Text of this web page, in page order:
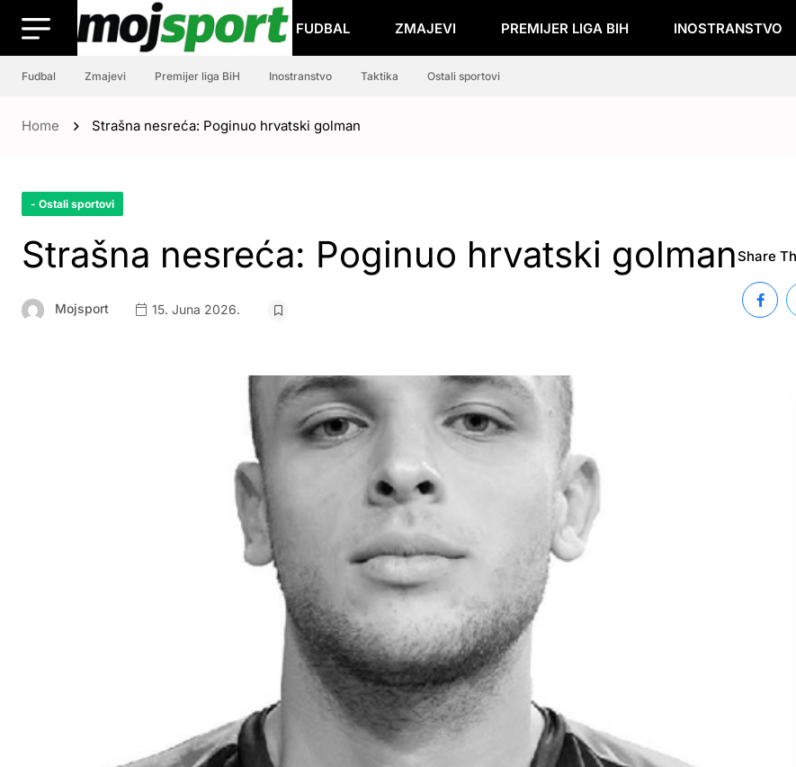
FUDBAL ZMAJEVI PREMIJER LIGA BIH INOSTRANSTVO
Fudbal Zmajevi Premijer liga BiH Inostranstvo Taktika Ostali sportovi
Home Strašna nesreća: Poginuo hrvatski golman
- Ostali sportovi
Strašna nesreća: Poginuo hrvatski golman
Mojsport 15. Juna 2026.
Share